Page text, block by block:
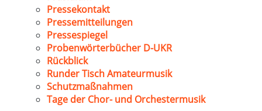
Pressekontakt
Pressemitteilungen
Pressespiegel
Probenwörterbücher D-UKR
Rückblick
Runder Tisch Amateurmusik
Schutzmaßnahmen
Tage der Chor- und Orchestermusik